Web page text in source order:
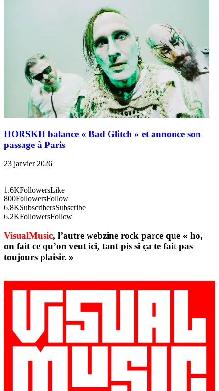
HORSKH balance « Bad Glitch » et annonce son
passage à Paris
23 janvier 2026
1.6KFollowersLike
800FollowersFollow
6.8KSubscribersSubscribe
6.2KFollowersFollow
VisualMusic, l’autre webzine rock parce que « ho,
on fait ce qu’on veut ici, tant pis si ça te fait pas
toujours plaisir. »